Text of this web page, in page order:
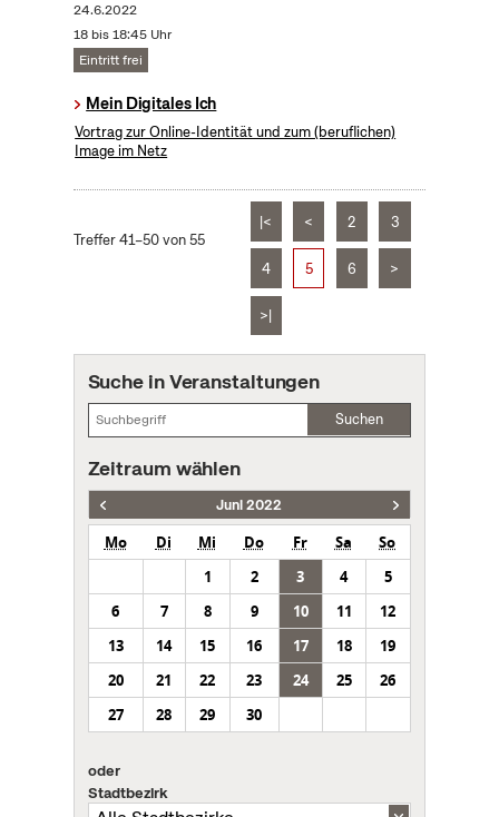
24.6.2022
18 bis 18:45 Uhr
Eintritt frei
Mein Digitales Ich
Vortrag zur Online-Identität und zum (beruflichen)
Image im Netz
Treffer 41–50 von 55
|< < 2 3
4 5 6 >
>|
Suche in Veranstaltungen
Suchen
Zeitraum wählen
Juni 2022
Mo Di Mi Do Fr Sa
So
1
2 3 4
5
6
7 8 9 10 11
12
13
14 15 16 17 18
19
20
21 22 23 24 25
26
27
28 29 30
oder
Stadtbezirk